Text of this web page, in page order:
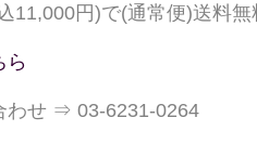
11,000円)で(通常便)送料無
ら
わせ ⇒ 03-6231-0264